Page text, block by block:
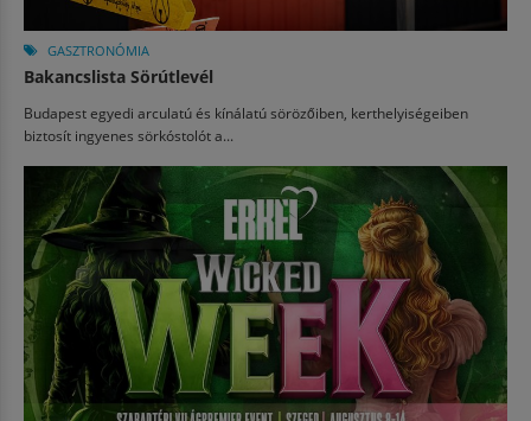
GASZTRONÓMIA
Bakancslista Sörútlevél
Budapest egyedi arculatú és kínálatú sörözőiben, kerthelyiségeiben
biztosít ingyenes sörkóstolót a...